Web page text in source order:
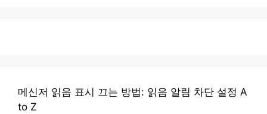
메신저 읽음 표시 끄는 방법: 읽음 알림 차단 설정 A
to Z